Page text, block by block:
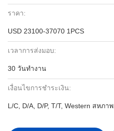
ราคา:
USD 23100-37070 1PCS
เวลาการส่งมอบ:
30 วันทำงาน
เงื่อนไขการชำระเงิน:
L/C, D/A, D/P, T/T, Western สหภาพ,